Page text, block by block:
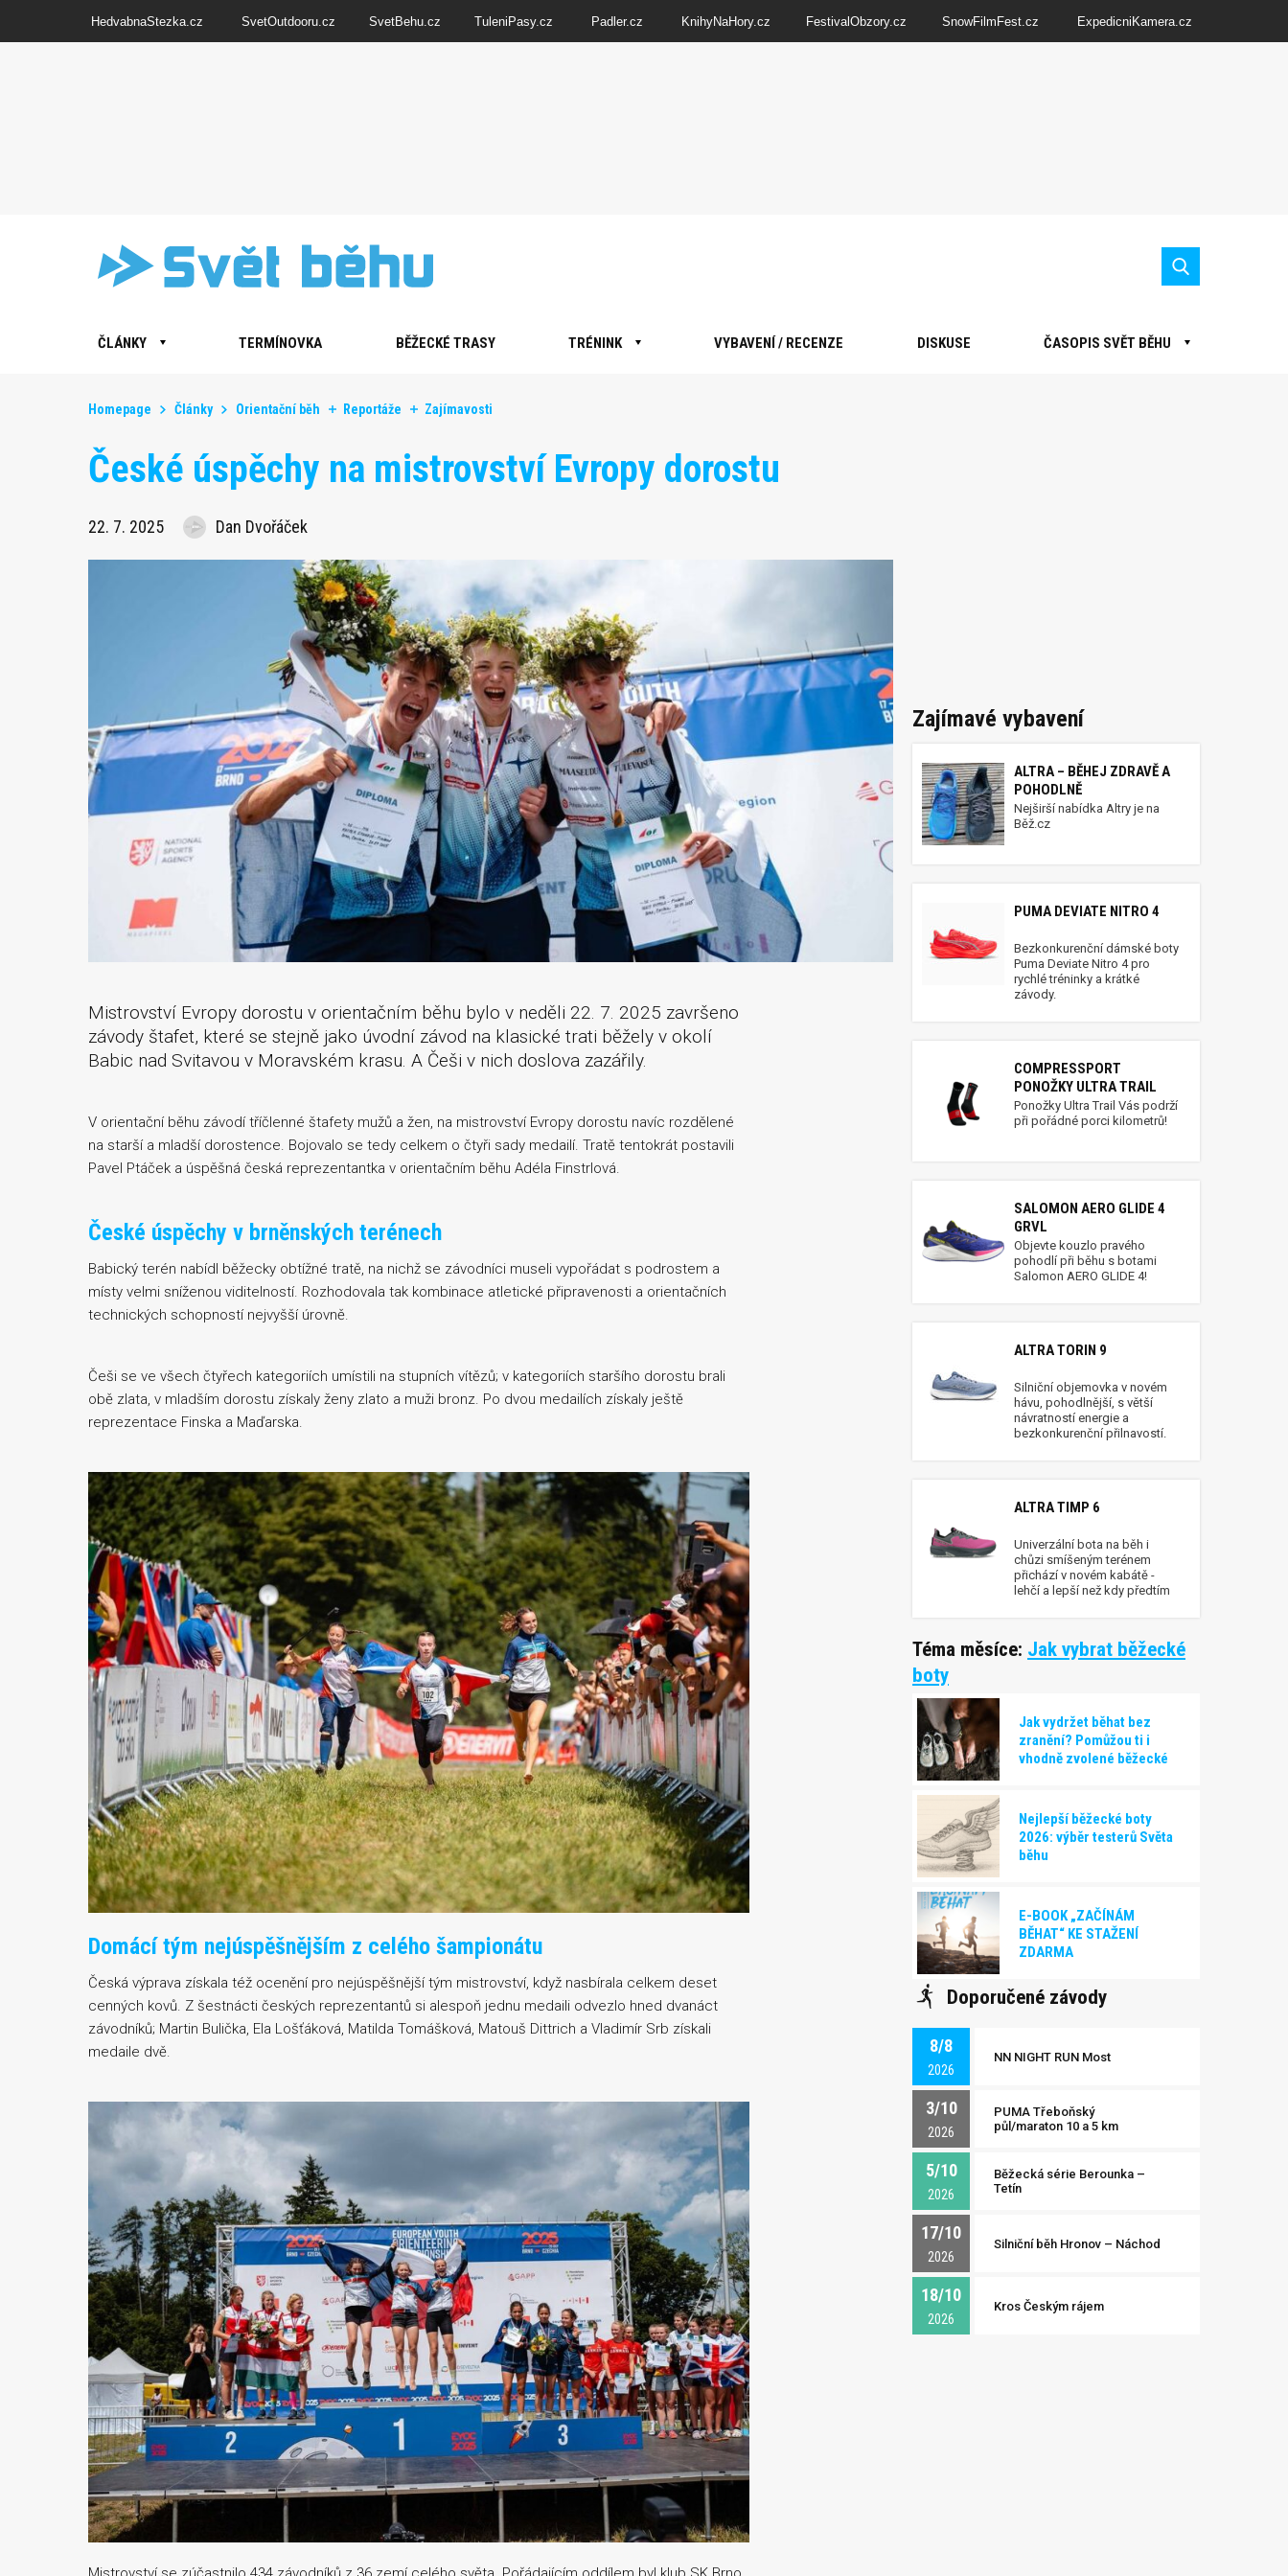
HedvabnaStezka.cz SvetOutdooru.cz SvetBehu.cz TuleniPasy.cz Padler.cz KnihyNaHory.cz FestivalObzory.cz SnowFilmFest.cz ExpedicniKamera.cz
ČLÁNKY TERMÍNOVKA BĚŽECKÉ TRASY TRÉNINK VYBAVENÍ / RECENZE DISKUSE ČASOPIS SVĚT BĚHU
Homepage Články Orientační běh Reportáže Zajímavosti
České úspěchy na mistrovství Evropy dorostu
22. 7. 2025 Dan Dvořáček
Mistrovství Evropy dorostu v orientačním běhu bylo v neděli 22. 7. 2025 završeno
závody štafet, které se stejně jako úvodní závod na klasické trati běžely v okolí
Babic nad Svitavou v Moravském krasu. A Češi v nich doslova zazářily.
V orientační běhu závodí tříčlenné štafety mužů a žen, na mistrovství Evropy dorostu navíc rozdělené
na starší a mladší dorostence. Bojovalo se tedy celkem o čtyři sady medailí. Tratě tentokrát postavili
Pavel Ptáček a úspěšná česká reprezentantka v orientačním běhu Adéla Finstrlová.
České úspěchy v brněnských terénech
Babický terén nabídl běžecky obtížné tratě, na nichž se závodníci museli vypořádat s podrostem a
místy velmi sníženou viditelností. Rozhodovala tak kombinace atletické připravenosti a orientačních
technických schopností nejvyšší úrovně.
Češi se ve všech čtyřech kategoriích umístili na stupních vítězů; v kategoriích staršího dorostu brali
obě zlata, v mladším dorostu získaly ženy zlato a muži bronz. Po dvou medailích získaly ještě
reprezentace Finska a Maďarska.
Domácí tým nejúspěšnějším z celého šampionátu
Česká výprava získala též ocenění pro nejúspěšnější tým mistrovství, když nasbírala celkem deset
cenných kovů. Z šestnácti českých reprezentantů si alespoň jednu medaili odvezlo hned dvanáct
závodníků; Martin Bulička, Ela Lošťáková, Matilda Tomášková, Matouš Dittrich a Vladimír Srb získali
medaile dvě.
Zajímavé vybavení
ALTRA – BĚHEJ ZDRAVĚ A
POHODLNĚ
Nejširší nabídka Altry je na
Běž.cz
PUMA DEVIATE NITRO 4
Bezkonkurenční dámské boty
Puma Deviate Nitro 4 pro
rychlé tréninky a krátké
závody.
COMPRESSPORT
PONOŽKY ULTRA TRAIL
Ponožky Ultra Trail Vás podrží
při pořádné porci kilometrů!
SALOMON AERO GLIDE 4
GRVL
Objevte kouzlo pravého
pohodlí při běhu s botami
Salomon AERO GLIDE 4!
ALTRA TORIN 9
Silniční objemovka v novém
hávu, pohodlnější, s větší
návratností energie a
bezkonkurenční přilnavostí.
ALTRA TIMP 6
Univerzální bota na běh i
chůzi smíšeným terénem
přichází v novém kabátě -
lehčí a lepší než kdy předtím
Téma měsíce: Jak vybrat běžecké
boty
Jak vydržet běhat bez
zranění? Pomůžou ti i
vhodně zvolené běžecké
Nejlepší běžecké boty
2026: výběr testerů Světa
běhu
E-BOOK „ZAČÍNÁM
BĚHAT“ KE STAŽENÍ
ZDARMA
Doporučené závody
8/8
2026
NN NIGHT RUN Most
3/10
2026
PUMA Třeboňský
půl/maraton 10 a 5 km
5/10
2026
Běžecká série Berounka –
Tetín
17/10
2026
Silniční běh Hronov – Náchod
18/10
2026
Kros Českým rájem